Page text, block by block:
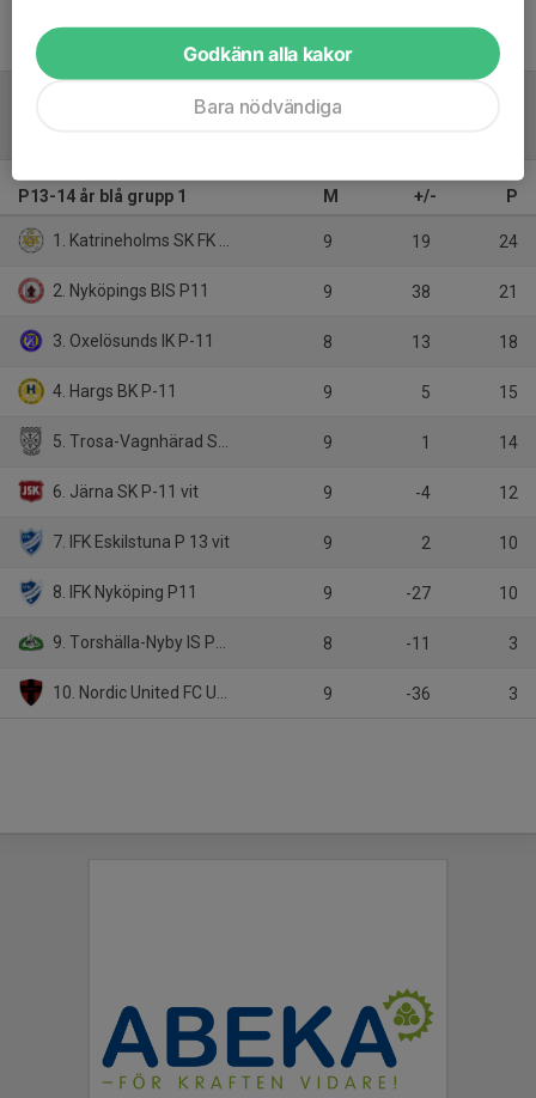
P13-14 år blå grupp 1 M +/- P
1. Katrineholms SK FK 2011 9 19 24
2. Nyköpings BIS P11 9 38 21
3. Oxelösunds IK P-11 8 13 18
4. Hargs BK P-11 9 5 15
5. Trosa-Vagnhärad SK P2011 9 1 14
6. Järna SK P-11 vit 9 -4 12
7. IFK Eskilstuna P 13 vit 9 2 10
8. IFK Nyköping P11 9 -27 10
9. Torshälla-Nyby IS P11 Grön 8 -11 3
10. Nordic United FC U13 9 -36 3
Godkänn alla kakor
Bara nödvändiga